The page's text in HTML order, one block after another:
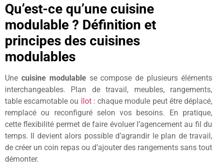
Qu’est-ce qu’une cuisine
modulable ? Définition et
principes des cuisines
modulables
Une cuisine modulablese compose de plusieurs éléments
interchangeables. Plan de travail, meubles, rangements,
table escamotable ou îlot: chaque module peut être déplacé,
remplacé ou reconfiguré selon vos besoins. En pratique,
cette flexibilité permet de faire évoluer l’agencement au fil du
temps. Il devient alors possible d’agrandir le plan de travail,
de créer un coin repas ou d’ajouter des rangements sans tout
démonter.